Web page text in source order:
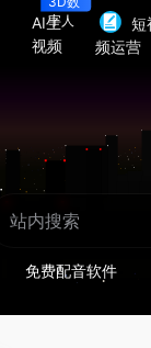
AI生
视频
字人
短
频运营
免费配音软件